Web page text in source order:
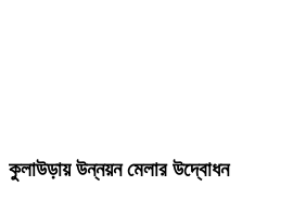
কুলাউড়ায় উন্নয়ন মেলার উদ্বোধন